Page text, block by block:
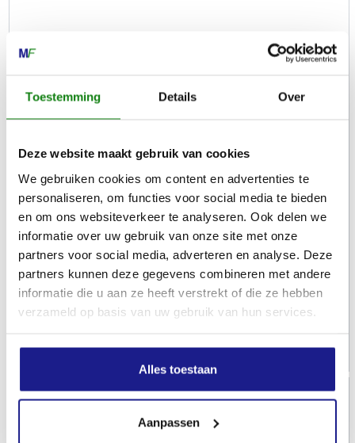
Toestemming Details Over
Deze website maakt gebruik van cookies
We gebruiken cookies om content en advertenties te
personaliseren, om functies voor social media te bieden
en om ons websiteverkeer te analyseren. Ook delen we
informatie over uw gebruik van onze site met onze
partners voor social media, adverteren en analyse. Deze
partners kunnen deze gegevens combineren met andere
informatie die u aan ze heeft verstrekt of die ze hebben
verzameld op basis van uw gebruik van hun services.
Alles toestaan
Aanpassen
STIHL
MPPT zonnelaadregelaar